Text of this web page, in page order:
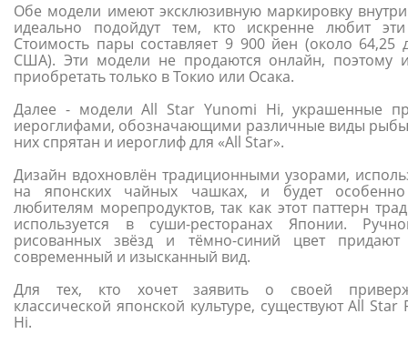
Обе модели имеют эксклюзивную маркировку
идеально подойдут тем, кто искренне любит
Стоимость пары составляет 9 900 йен (около 64,25
США). Эти модели не продаются онлайн, поэтому
приобретать только в Токио или Осака.
Далее - модели All Star Yunomi Hi, украшенные
иероглифами, обозначающими различные виды
них спрятан и иероглиф для «All Star».
Дизайн вдохновлён традиционными узорами,
на японских чайных чашках, и будет
любителям морепродуктов, так как этот паттерн
используется в суши-ресторанах Японии.
рисованных звёзд и тёмно-синий цвет придают
современный и изысканный вид.
Для тех, кто хочет заявить о своей
классической японской культуре, существуют All Star
Hi.